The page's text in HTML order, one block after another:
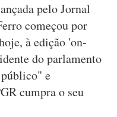
pelo Jornal
começou por
à edição 'on-
do parlamento
e
cumpra o seu